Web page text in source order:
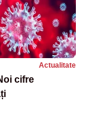
Actualitate
cifre